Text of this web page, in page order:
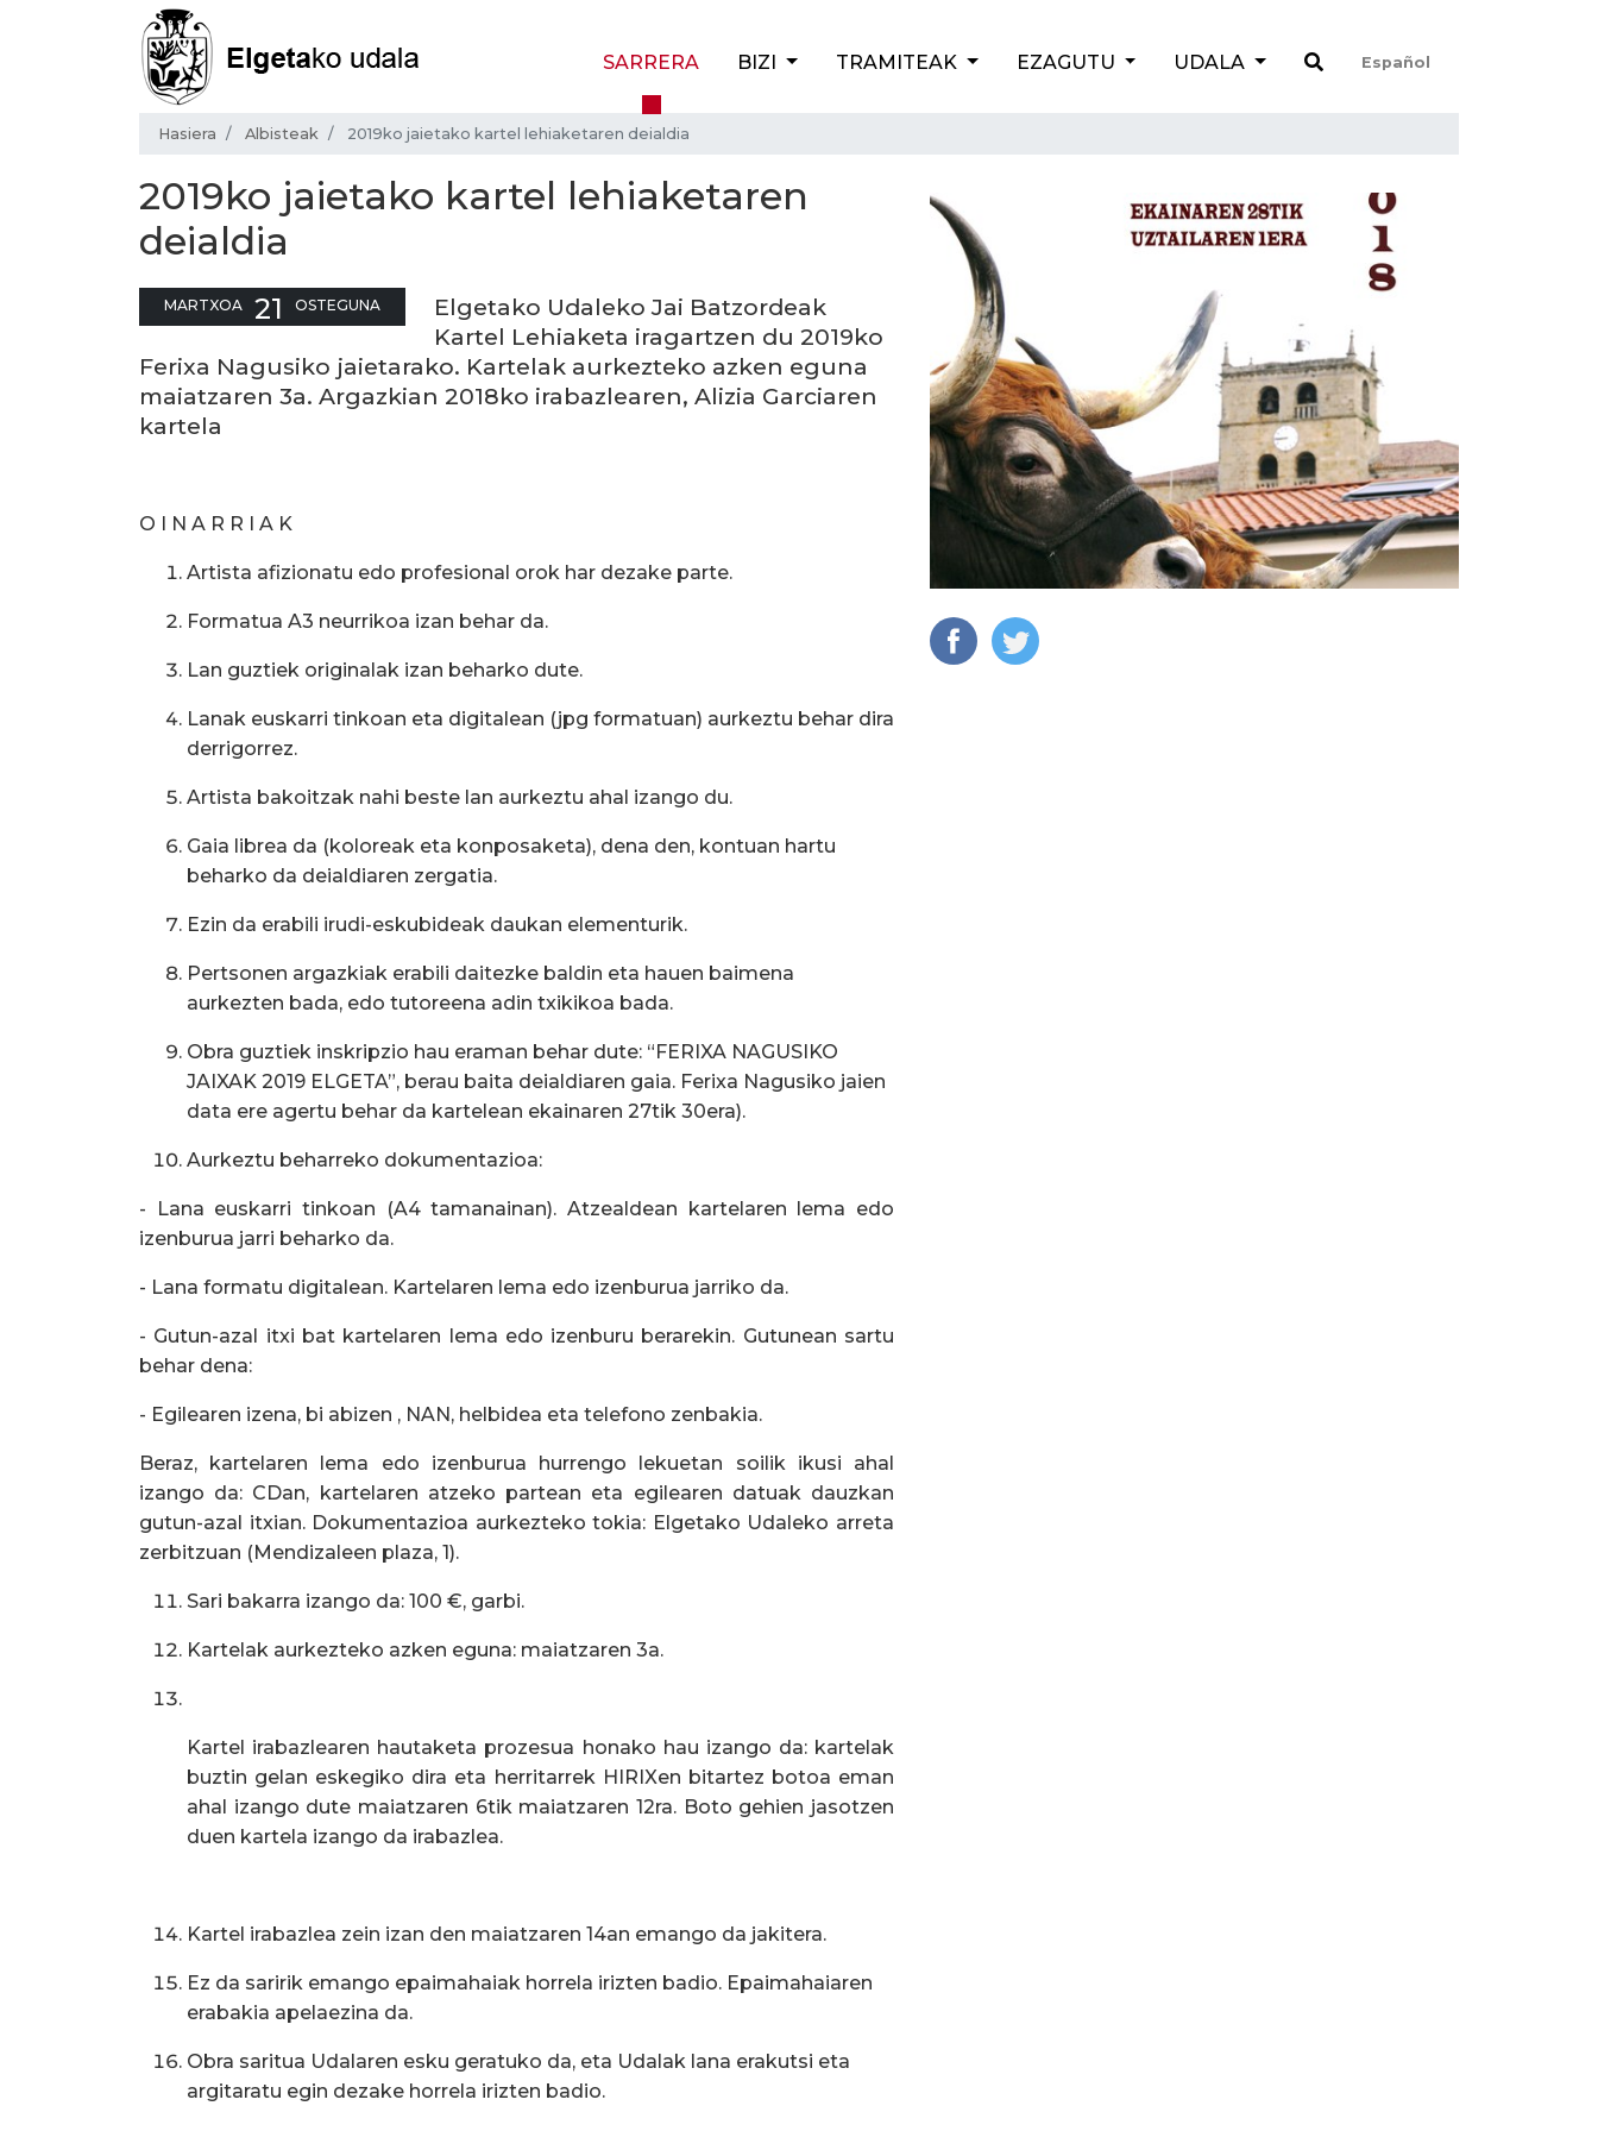
SARRERA BIZI TRAMITEAK EZAGUTU UDALA Español
Hasiera Albisteak 2019ko jaietako kartel lehiaketaren deialdia
2019ko jaietako kartel lehiaketaren
deialdia
MARTXOA 21 OSTEGUNA
Elgetako Udaleko Jai Batzordeak
Kartel Lehiaketa iragartzen du 2019ko
Ferixa Nagusiko jaietarako. Kartelak aurkezteko azken eguna
maiatzaren 3a. Argazkian 2018ko irabazlearen, Alizia Garciaren
kartela
O I N A R R I A K
Artista afizionatu edo profesional orok har dezake parte.
Formatua A3 neurrikoa izan behar da.
Lan guztiek originalak izan beharko dute.
Lanak euskarri tinkoan eta digitalean (jpg formatuan) aurkeztu behar dira
derrigorrez.
Artista bakoitzak nahi beste lan aurkeztu ahal izango du.
Gaia librea da (koloreak eta konposaketa), dena den, kontuan hartu
beharko da deialdiaren zergatia.
Ezin da erabili irudi-eskubideak daukan elementurik.
Pertsonen argazkiak erabili daitezke baldin eta hauen baimena
aurkezten bada, edo tutoreena adin txikikoa bada.
Obra guztiek inskripzio hau eraman behar dute: “FERIXA NAGUSIKO
JAIXAK 2019 ELGETA”, berau baita deialdiaren gaia. Ferixa Nagusiko jaien
data ere agertu behar da kartelean ekainaren 27tik 30era).
Aurkeztu beharreko dokumentazioa:
- Lana euskarri tinkoan (A4 tamanainan). Atzealdean kartelaren lema edo
izenburua jarri beharko da.
- Lana formatu digitalean. Kartelaren lema edo izenburua jarriko da.
- Gutun-azal itxi bat kartelaren lema edo izenburu berarekin. Gutunean sartu
behar dena:
- Egilearen izena, bi abizen , NAN, helbidea eta telefono zenbakia.
Beraz, kartelaren lema edo izenburua hurrengo lekuetan soilik ikusi ahal
izango da: CDan, kartelaren atzeko partean eta egilearen datuak dauzkan
gutun-azal itxian. Dokumentazioa aurkezteko tokia: Elgetako Udaleko arreta
zerbitzuan (Mendizaleen plaza, 1).
Sari bakarra izango da: 100 €, garbi.
Kartelak aurkezteko azken eguna: maiatzaren 3a.
Kartel irabazlearen hautaketa prozesua honako hau izango da: kartelak
buztin gelan eskegiko dira eta herritarrek HIRIXen bitartez botoa eman
ahal izango dute maiatzaren 6tik maiatzaren 12ra. Boto gehien jasotzen
duen kartela izango da irabazlea.
Kartel irabazlea zein izan den maiatzaren 14an emango da jakitera.
Ez da saririk emango epaimahaiak horrela irizten badio. Epaimahaiaren
erabakia apelaezina da.
Obra saritua Udalaren esku geratuko da, eta Udalak lana erakutsi eta
argitaratu egin dezake horrela irizten badio.